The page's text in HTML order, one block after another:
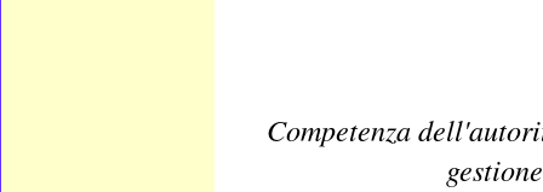
Competenza